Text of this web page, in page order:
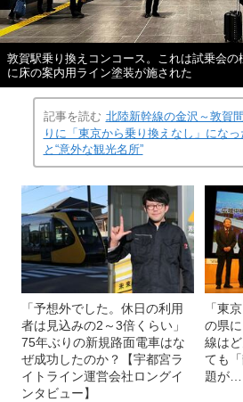
敦賀駅乗り換えコンコース。これは試乗会の
に床の案内用ライン塗装が施された
記事を読む 北陸新幹線の金沢～敦賀
りに「東京から乗り換えなし」にな
と“意外な観光名所”
「予想外でした。休日の利用
者は見込みの2～3倍くらい」
75年ぶりの新規路面電車はな
ぜ成功したのか？【宇都宮ラ
イトライン運営会社ロングイ
ンタビュー】
「東
の県
線は
ても
題が…